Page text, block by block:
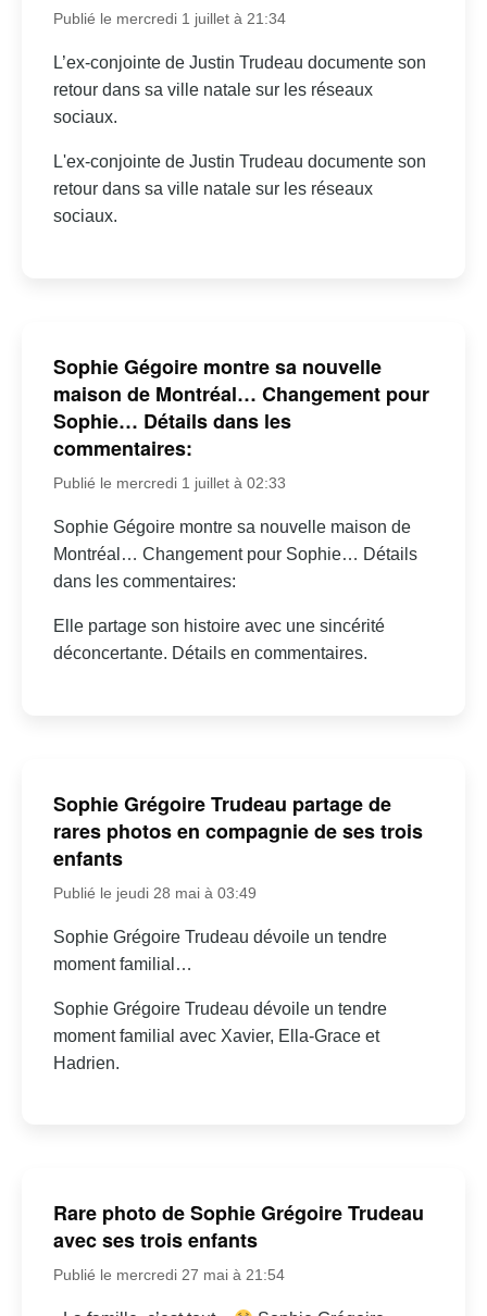
Publié le mercredi 1 juillet à 21:34
L’ex-conjointe de Justin Trudeau documente son
retour dans sa ville natale sur les réseaux
sociaux.
L'ex-conjointe de Justin Trudeau documente son
retour dans sa ville natale sur les réseaux
sociaux.
Sophie Gégoire montre sa nouvelle
maison de Montréal… Changement pour
Sophie… Détails dans les
commentaires:
Publié le mercredi 1 juillet à 02:33
Sophie Gégoire montre sa nouvelle maison de
Montréal… Changement pour Sophie… Détails
dans les commentaires:
Elle partage son histoire avec une sincérité
déconcertante. Détails en commentaires.
Sophie Grégoire Trudeau partage de
rares photos en compagnie de ses trois
enfants
Publié le jeudi 28 mai à 03:49
Sophie Grégoire Trudeau dévoile un tendre
moment familial…
Sophie Grégoire Trudeau dévoile un tendre
moment familial avec Xavier, Ella-Grace et
Hadrien.
Rare photo de Sophie Grégoire Trudeau
avec ses trois enfants
Publié le mercredi 27 mai à 21:54